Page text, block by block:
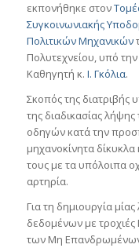
εκπονήθηκε στον
Συγκοινωνιακής
Πολιτικών Μηχανικών
Πολυτεχνείου, υπό
Καθηγητή κ. Ι. Γκόλια.
Σκοπός της διατριβής
της διαδικασίας
οδηγών κατά την
μηχανοκίνητα
τους με τα υπόλοιπα
αρτηρία.
Για τη δημιουργία
δεδομένων με τροχιές
των Μη